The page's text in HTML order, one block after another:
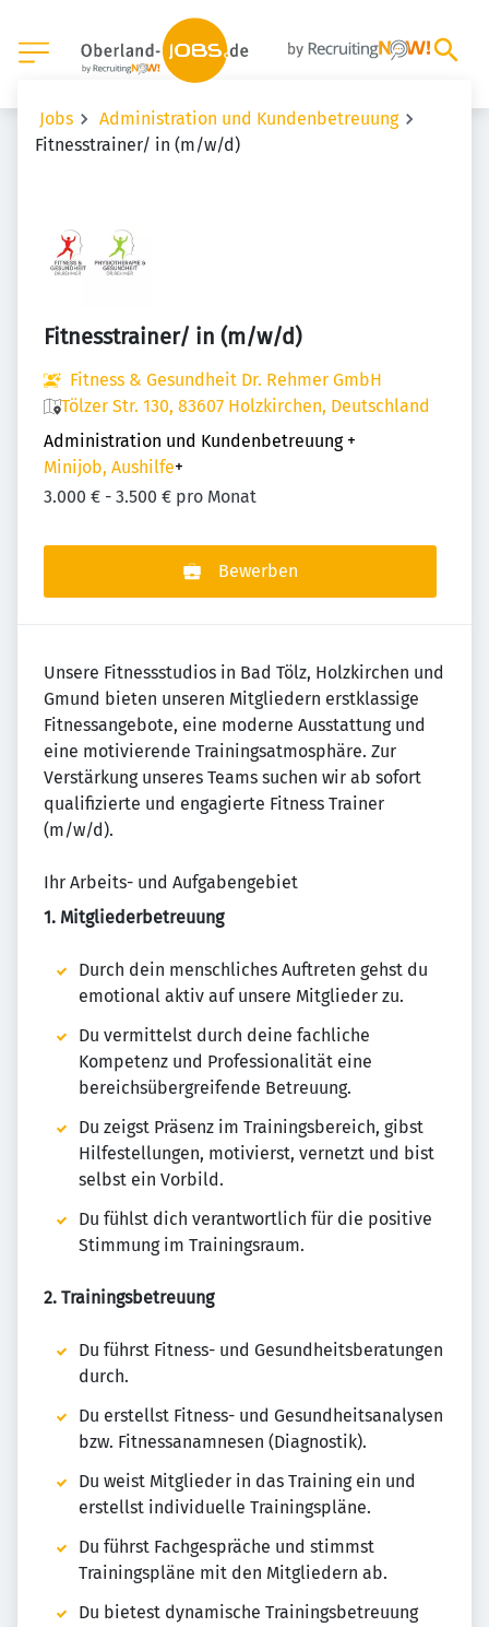
Jobs
Administration und Kundenbetreuung
Fitnesstrainer/ in (m/w/d)
Fitnesstrainer/ in (m/w/d)
Fitness & Gesundheit Dr. Rehmer GmbH
Tölzer Str. 130, 83607 Holzkirchen, Deutschland
Administration und Kundenbetreuung +
Minijob, Aushilfe+
3.000 € - 3.500 € pro Monat
Bewerben
Unsere Fitnessstudios in Bad Tölz, Holzkirchen und
Gmund bieten unseren Mitgliedern erstklassige
Fitnessangebote, eine moderne Ausstattung und
eine motivierende Trainingsatmosphäre. Zur
Verstärkung unseres Teams suchen wir ab sofort
qualifizierte und engagierte Fitness Trainer
(m/w/d).
Ihr Arbeits- und Aufgabengebiet
1. Mitgliederbetreuung
Durch dein menschliches Auftreten gehst du
emotional aktiv auf unsere Mitglieder zu.
Du vermittelst durch deine fachliche
Kompetenz und Professionalität eine
bereichsübergreifende Betreuung.
Du zeigst Präsenz im Trainingsbereich, gibst
Hilfestellungen, motivierst, vernetzt und bist
selbst ein Vorbild.
Du fühlst dich verantwortlich für die positive
Stimmung im Trainingsraum.
2. Trainingsbetreuung
Du führst Fitness- und Gesundheitsberatungen
durch.
Du erstellst Fitness- und Gesundheitsanalysen
bzw. Fitnessanamnesen (Diagnostik).
Du weist Mitglieder in das Training ein und
erstellst individuelle Trainingspläne.
Du führst Fachgespräche und stimmst
Trainingspläne mit den Mitgliedern ab.
Du bietest dynamische Trainingsbetreuung